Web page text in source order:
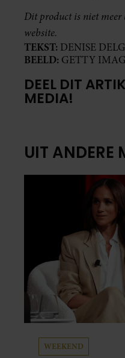
Dit product is niet meer
website.
TEKST: DENISE
BEELD: GETTY
DEEL DIT
MEDIA!
UIT ANDERE
WEEKEND